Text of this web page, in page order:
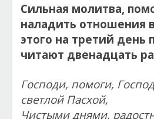
Сильная молитва,
наладить отношения
этого на третий день
читают двенадцать
Господи, помоги,
светлой Пасхой,
Чистыми днями,